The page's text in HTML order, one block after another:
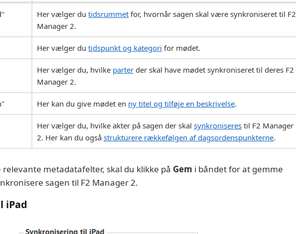
Her vælger du tidsrummet for, hvornår sagen skal være synkroniseret til F2
Manager 2.
Her vælger du tidspunkt og kategori for mødet.
Her vælger du, hvilke parter der skal have mødet synkroniseret til deres F2
Manager 2.
Her kan du give mødet en ny titel og tilføje en beskrivelse.
Her vælger du, hvilke akter på sagen der skal synkroniseres til F2 Manager
2. Her kan du også strukturere rækkefølgen af dagsordenspunkterne.
metadatafelter, skal du klikke på Gem i båndet for at gemme
sagen til F2 Manager 2.
iPad